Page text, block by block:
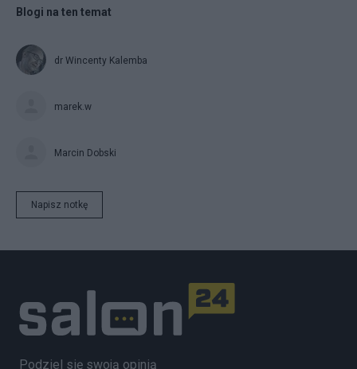
Blogi na ten temat
dr Wincenty Kalemba
marek.w
Marcin Dobski
Napisz notkę
Podziel się swoją opinią